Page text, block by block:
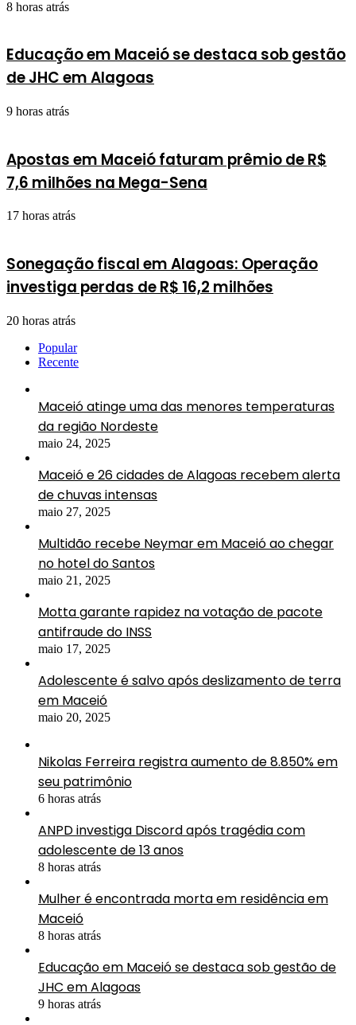
8 horas atrás
Educação em Maceió se destaca sob gestão
de JHC em Alagoas
9 horas atrás
Apostas em Maceió faturam prêmio de R$
7,6 milhões na Mega-Sena
17 horas atrás
Sonegação fiscal em Alagoas: Operação
investiga perdas de R$ 16,2 milhões
20 horas atrás
Popular
Recente
Maceió atinge uma das menores temperaturas
da região Nordeste
maio 24, 2025
Maceió e 26 cidades de Alagoas recebem alerta
de chuvas intensas
maio 27, 2025
Multidão recebe Neymar em Maceió ao chegar
no hotel do Santos
maio 21, 2025
Motta garante rapidez na votação de pacote
antifraude do INSS
maio 17, 2025
Adolescente é salvo após deslizamento de terra
em Maceió
maio 20, 2025
Nikolas Ferreira registra aumento de 8.850% em
seu patrimônio
6 horas atrás
ANPD investiga Discord após tragédia com
adolescente de 13 anos
8 horas atrás
Mulher é encontrada morta em residência em
Maceió
8 horas atrás
Educação em Maceió se destaca sob gestão de
JHC em Alagoas
9 horas atrás